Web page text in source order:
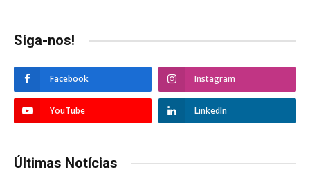
Siga-nos!
Facebook Instagram
YouTube LinkedIn
Últimas Notícias